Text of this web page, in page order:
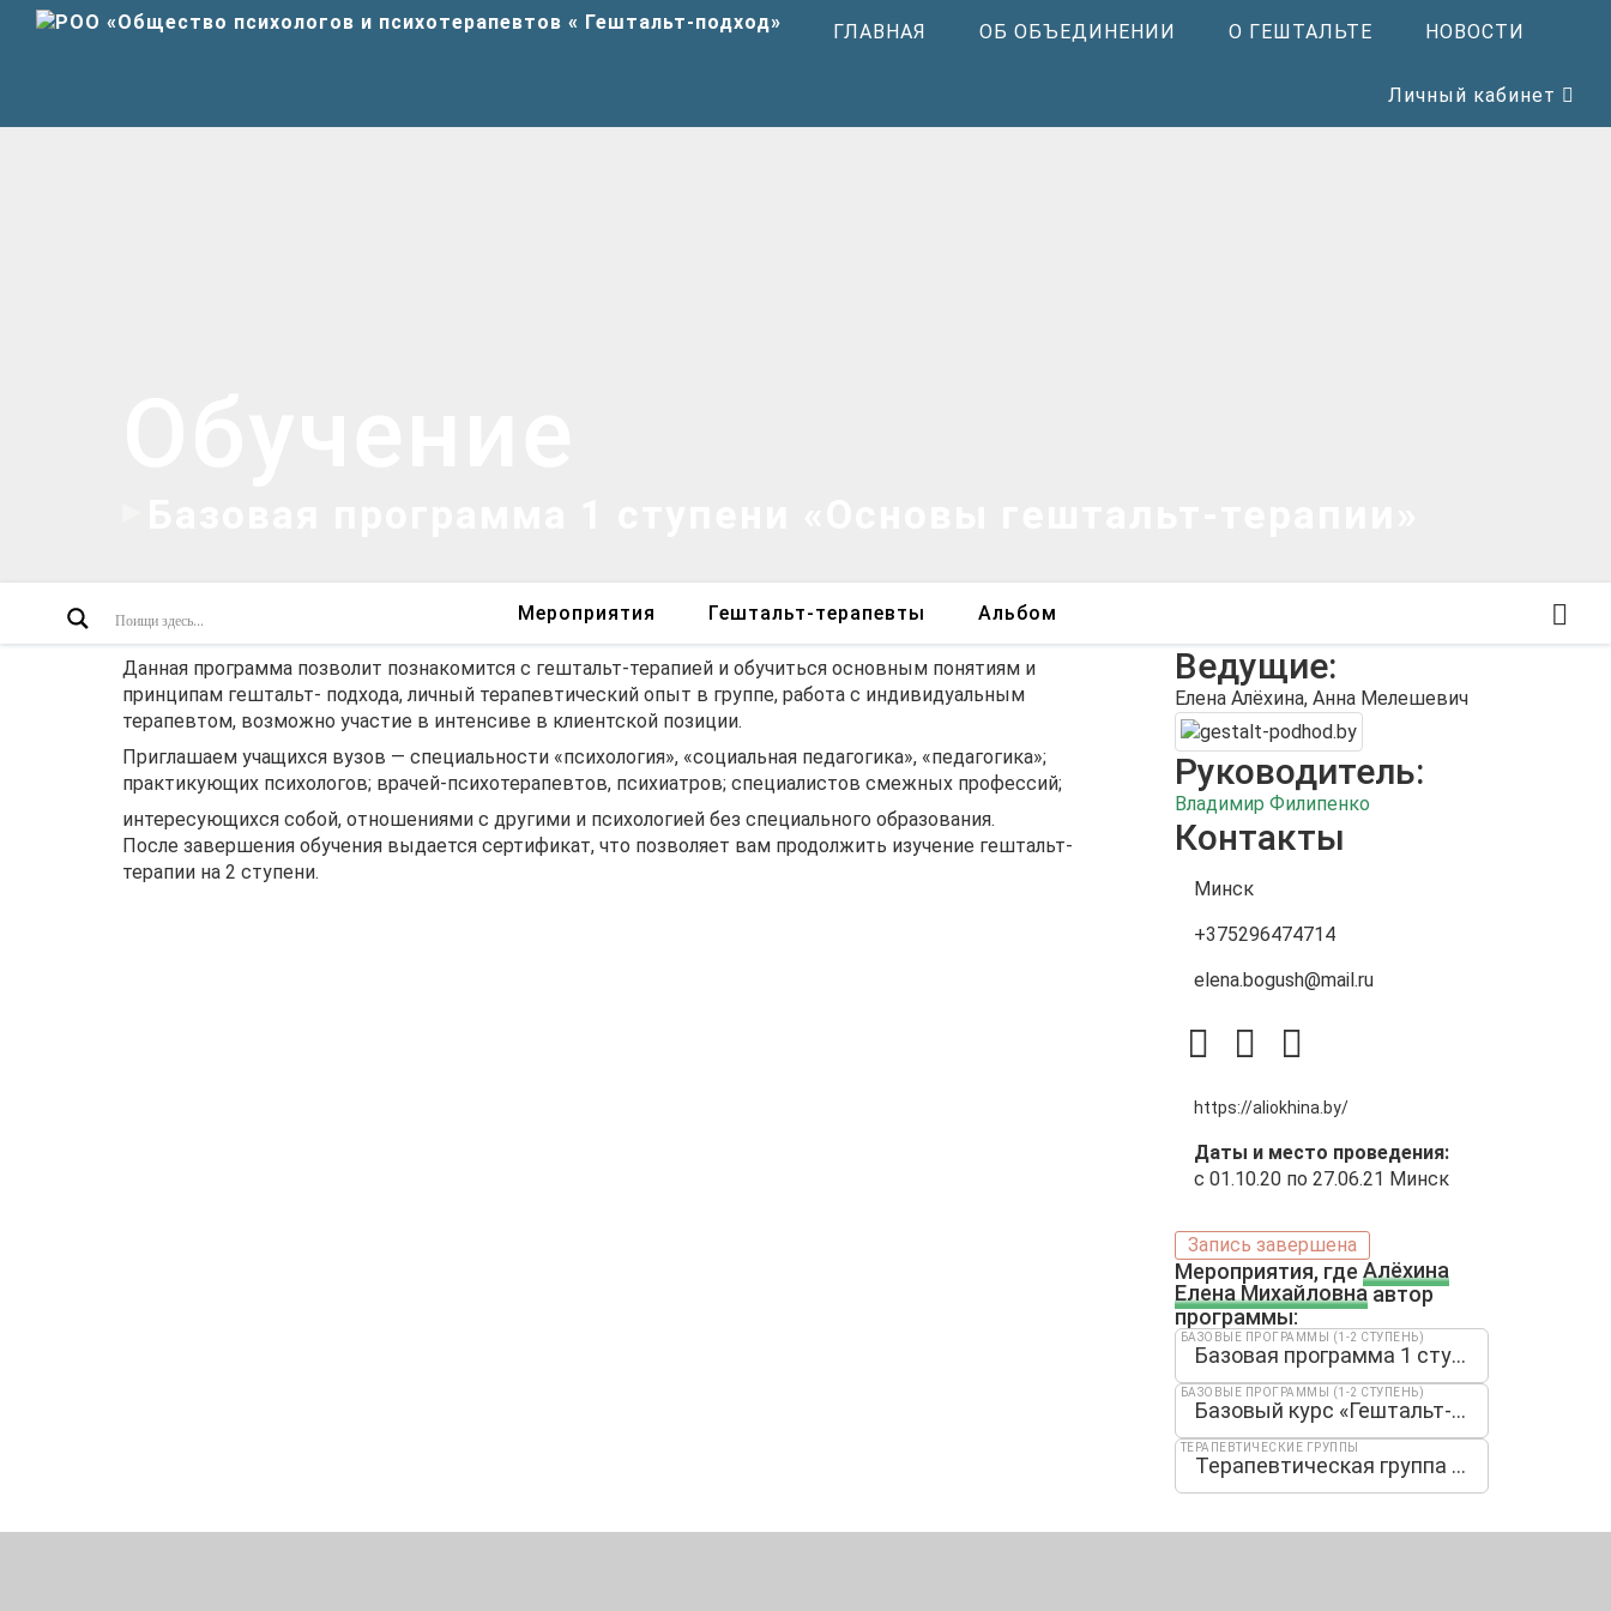
ГЛАВНАЯ ОБ ОБЪЕДИНЕНИИ О ГЕШТАЛЬТЕ НОВОСТИ
Личный кабинет
Мероприятия Гештальт-терапевты Альбом
Данная программа позволит познакомится с гештальт-терапией и обучиться основным понятиям и
принципам гештальт- подхода, личный терапевтический опыт в группе, работа с индивидуальным
терапевтом, возможно участие в интенсиве в клиентской позиции.
Приглашаем учащихся вузов — специальности «психология», «социальная педагогика», «педагогика»;
практикующих психологов; врачей-психотерапевтов, психиатров; специалистов смежных профессий;
интересующихся собой, отношениями с другими и психологией без специального образования.
После завершения обучения выдается сертификат, что позволяет вам продолжить изучение гештальт-
терапии на 2 ступени.
Ведущие:
Елена Алёхина, Анна Мелешевич
Руководитель:
Владимир Филипенко
Контакты
Минск
+375296474714
elena.bogush@mail.ru
https://aliokhina.by/
Даты и место проведения:
с 01.10.20 по 27.06.21 Минск
Запись завершена
Мероприятия, где Алёхина
Елена Михайловнаавтор
программы:
Базовая программа 1 ступень
БАЗОВЫЕ ПРОГРАММЫ (1-2 СТУПЕНЬ)
Базовый курс «Гештальт-подход. Теория и практика» 1 ступень
БАЗОВЫЕ ПРОГРАММЫ (1-2 СТУПЕНЬ)
Терапевтическая группа «Как не убить и не убиться в отношениях»
ТЕРАПЕВТИЧЕСКИЕ ГРУППЫ